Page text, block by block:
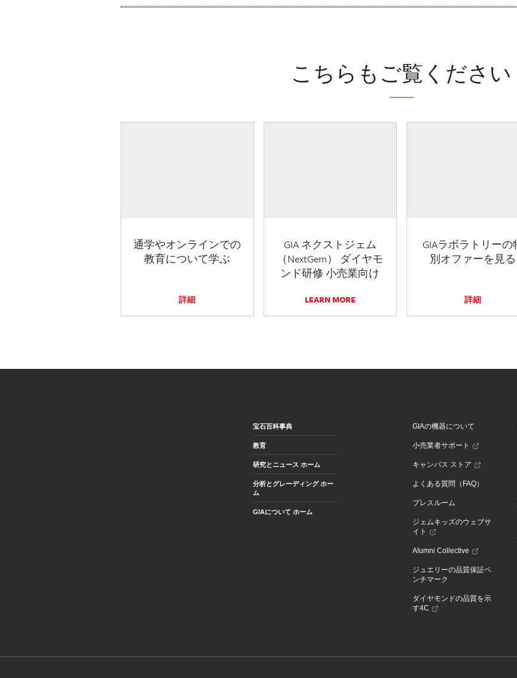
こちらもご覧ください
通学やオンラインでの
教育について学ぶ
詳細
GIA ネクストジェム
（NextGem） ダイヤモ
ンド研修 小売業向け
LEARN MORE
GIAラボラトリーの
別オファーを見る
詳細
宝石百科事典
教育
研究とニュース ホーム
分析とグレーディング ホー
ム
GIAについて ホーム
GIAの機器について
小売業者サポート
キャンパス ストア
よくある質問（FAQ）
プレスルーム
ジェムキッズのウェブサ
イト
Alumni Collective
ジュエリーの品質保証ベ
ンチマーク
ダイヤモンドの品質を示
す4C